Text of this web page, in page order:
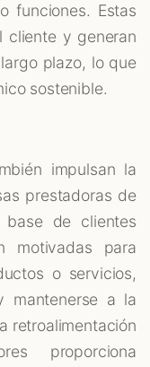
funciones. Estas
cliente y generan
plazo, lo que
sostenible.
impulsan la
prestadoras de
de clientes
motivadas para
o servicios,
mantenerse a la
retroalimentación
proporciona